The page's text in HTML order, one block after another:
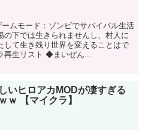
ムモード：ゾンビでサバイバル生活
の下では生きられませんし、村人に
して生き残り世界を変えることはで
再生リスト ◆まいぜん...
いヒロアカMODが凄すぎる
ｗ 【マイクラ】